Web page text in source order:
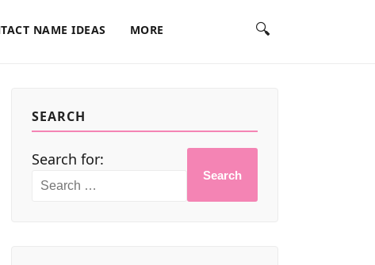
NAME IDEAS MORE 🔍
SEARCH
Search for:
Search